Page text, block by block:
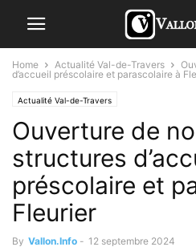
Home Actualité Val-de-Travers
d’accueil préscolaire et parascolaire à
Actualité Val-de-Travers
Ouverture de
structures
préscolaire et
Fleurier
By Vallon.Info - 12 septembre 2024